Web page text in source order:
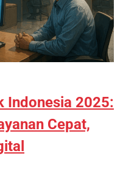
Indonesia 2025:
Cepat,